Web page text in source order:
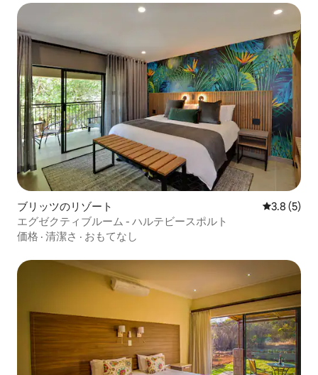
ブリッツのリゾート レビュー5
3.8 (5)
エグゼクティブルーム - ハルテビースポルト
価格 · 清潔さ · おもてなし